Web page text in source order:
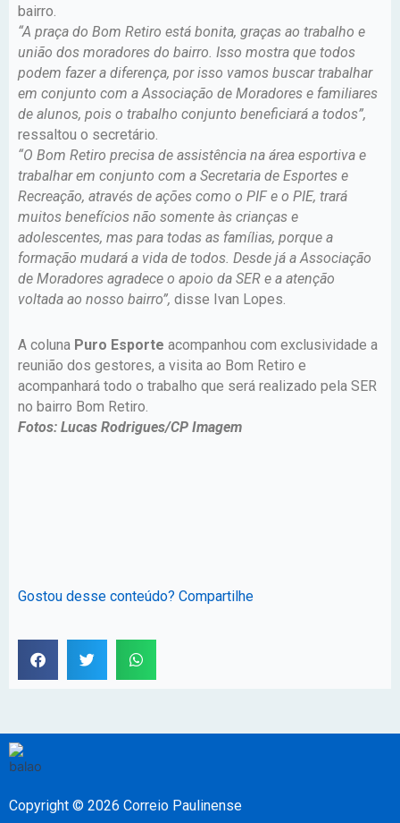
bairro.
“A praça do Bom Retiro está bonita, graças ao trabalho e
união dos moradores do bairro. Isso mostra que todos
podem fazer a diferença, por isso vamos buscar trabalhar
em conjunto com a Associação de Moradores e familiares
de alunos, pois o trabalho conjunto beneficiará a todos”,
ressaltou o secretário.
“O Bom Retiro precisa de assistência na área esportiva e
trabalhar em conjunto com a Secretaria de Esportes e
Recreação, através de ações como o PIF e o PIE, trará
muitos benefícios não somente às crianças e
adolescentes, mas para todas as famílias, porque a
formação mudará a vida de todos. Desde já a Associação
de Moradores agradece o apoio da SER e a atenção
voltada ao nosso bairro”, disse Ivan Lopes.
A coluna Puro Esporte acompanhou com exclusividade a
reunião dos gestores, a visita ao Bom Retiro e
acompanhará todo o trabalho que será realizado pela SER
no bairro Bom Retiro.
Fotos: Lucas Rodrigues/CP Imagem
Gostou desse conteúdo? Compartilhe
Copyright © 2026 Correio Paulinense